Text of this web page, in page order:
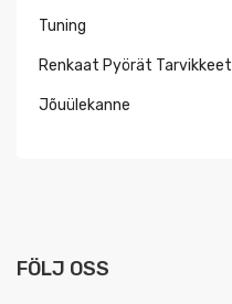
Tuning
Renkaat Pyörät Tarvikkeet
Jõuülekanne
FÖLJ OSS